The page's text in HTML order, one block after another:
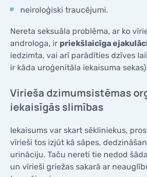
neiroloģiski traucējumi.
Nereta seksuāla problēma, ar ko
androloga, ir priekšlaicīga
iedzimta, vai arī parādīties dzīves
ir kāda uroģenitāla iekaisuma sekas).
Virieša dzimumsistēmas
iekaisīgās slimības
Iekaisums var skart sēkliniekus,
vīrieši tos izjūt kā sāpes,
urināciju. Taču nereti tie nedod
un vīrieši griežas sakarā ar